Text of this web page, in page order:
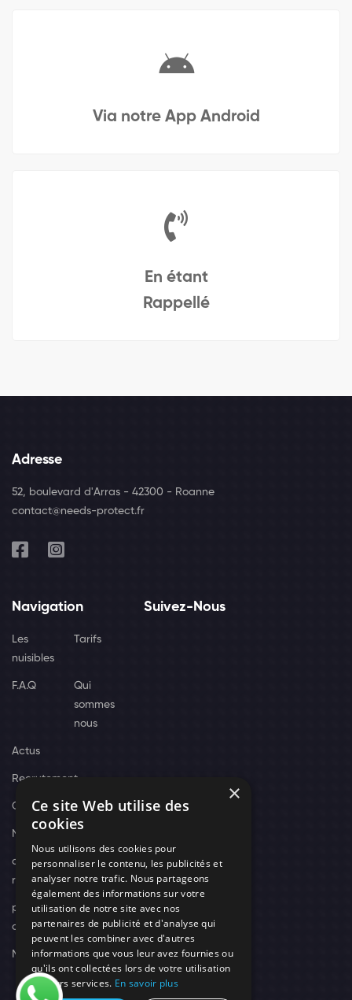
Via notre App Android
En étant
Rappellé
Adresse
52, boulevard d'Arras - 42300 - Roanne
contact@needs-protect.fr
Navigation
Les
nuisibles
Tarifs
F.A.Q
Qui
sommes
nous
Actus
Recrutement
Contact
Nos techniciens
campagne-
recrutement
politique de
confidentialité
Mentions légales
Suivez-Nous
×
Ce site Web utilise des
cookies
Nous utilisons des cookies pour
personnaliser le contenu, les publicités et
analyser notre trafic. Nous partageons
également des informations sur votre
utilisation de notre site avec nos
partenaires de publicité et d'analyse qui
peuvent les combiner avec d'autres
informations que vous leur avez fournies ou
qu'ils ont collectées lors de votre utilisation
de leurs services. En savoir plus